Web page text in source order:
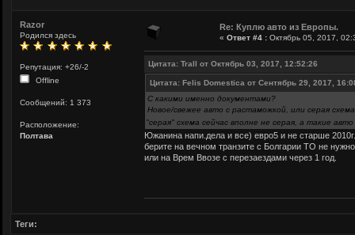
Razor
Родился здесь
Репутация: +26/-2
Offline
Сообщений: 1 373
Расположение:
Полтава
Re: Куплю авто из Европы.
« Ответ #4 : Октябрь 05, 2017,
Цитата: Trall от Октябрь 03, 2017, 12:52:26
Цитата: Felis Domestica от Сентябрь 29, 2017,
С какими именно документами?
Новое/свежее авто с растаможкой, или серая
"серая" схема сейчас вполне не серая, а такие
Южанина напи.дела и все) евро5 и не старше 2010г.
берите на вечном транзите с Болгарии ТО не
или на Врем Ввозе с перезаездами через 1 год.
Теги: